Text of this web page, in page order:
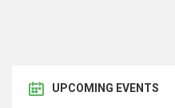
UPCOMING EVENTS